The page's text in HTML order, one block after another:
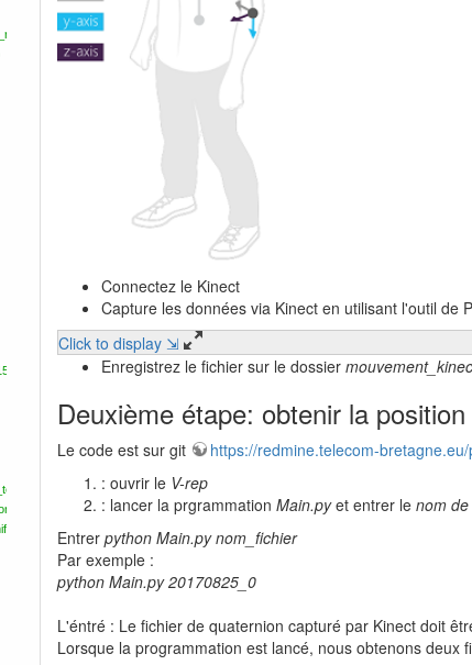
to-speech
Connectez le Kinect
Capture les données via Kinect en utilisant l'outil de
Click to display ⇲
Enregistrez le fichier sur le dossier
Deuxième étape: obtenir la
Le code est sur git
https://redmine.telecom-
: ouvrir le V-rep
: lancer la prgrammation Main.pyet entrer le nom
Entrer python Main.py nom_fichier
Par exemple :
python Main.py 20170825_0
L'éntré : Le fichier de quaternion capturé par Kinect doit
Lorsque la programmation est lancé, nous obtenons deux